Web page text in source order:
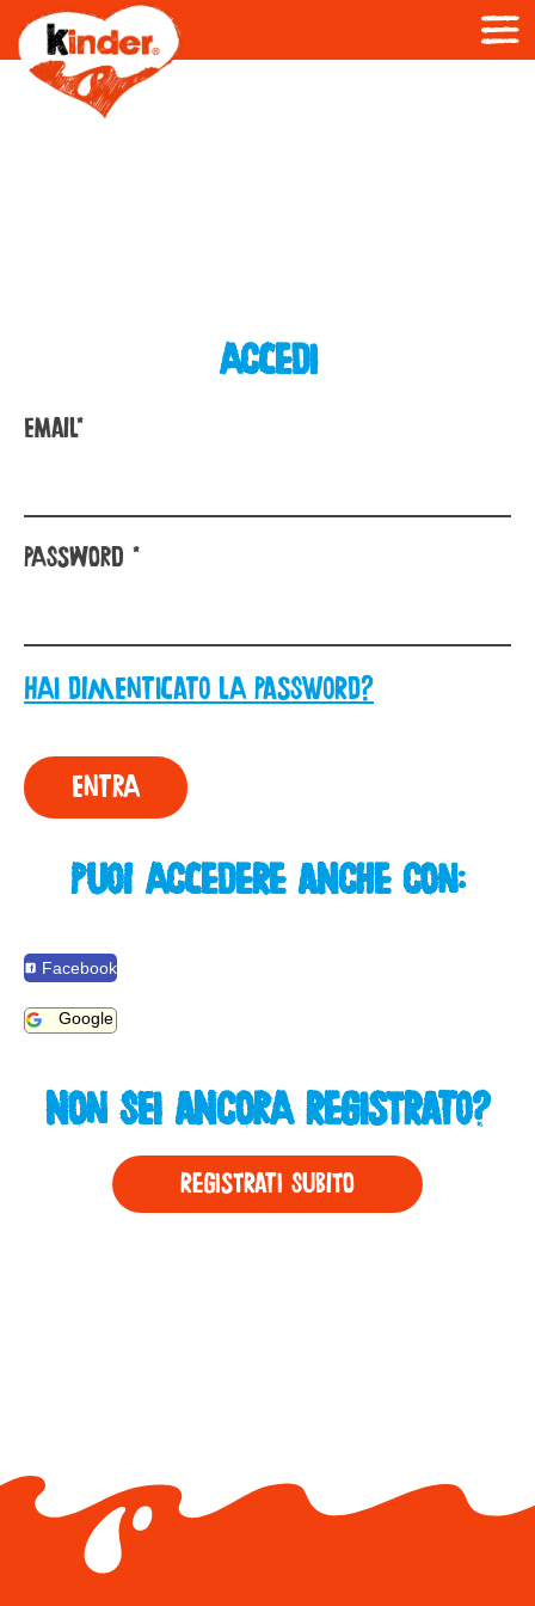
ACCEDI
Email
Password
Hai dimenticato la password?
Puoi accedere anche con:
Facebook
Google
Non sei ancora registrato?
REGISTRATI SUBITO